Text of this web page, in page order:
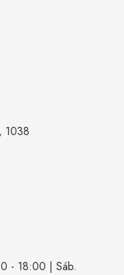
1038
- 18:00 | Sáb.